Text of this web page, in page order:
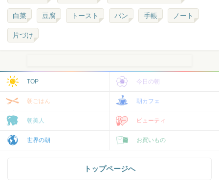
白菜 豆腐 トースト パン 手帳 ノート
片づけ
TOP 今日の朝
朝ごはん 朝カフェ
朝美人 ビューティ
世界の朝 お買いもの
トップページへ